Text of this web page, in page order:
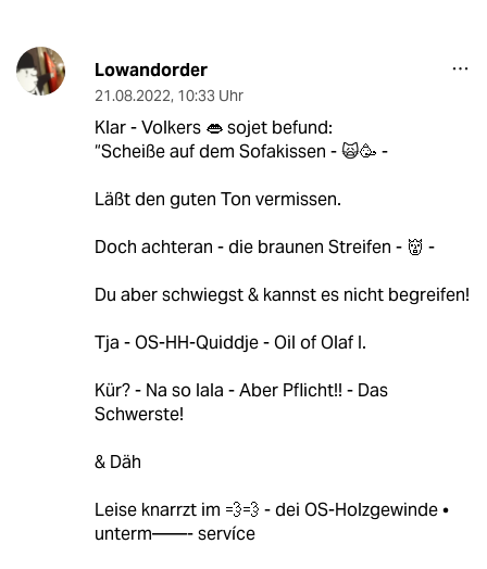
Lowandorder
21.08.2022, 10:33 Uhr
Klar - Volkers 👄 sojet befund:
“Scheiße auf dem Sofakissen - 🙀🥳 -
Läßt den guten Ton vermissen.
Doch achteran - die braunen Streifen - 👹 -
Du aber schwiegst & kannst es nicht begreifen!
Tja - OS-HH-Quiddje - Oil of Olaf I.
Kür? - Na so lala - Aber Pflicht!! - Das
Schwerste!
& Däh
Leise knarrzt im 💨💨 - dei OS-Holzgewinde •
unterm——- servíce